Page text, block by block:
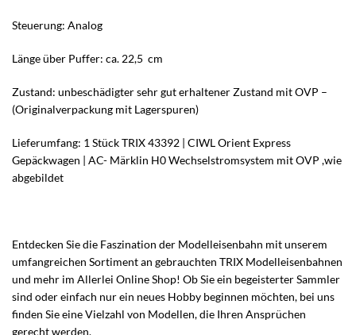
Steuerung: Analog
Länge über Puffer: ca. 22,5 cm
Zustand: unbeschädigter sehr gut erhaltener Zustand mit OVP –
(Originalverpackung mit Lagerspuren)
Lieferumfang: 1 Stück TRIX 43392 | CIWL Orient Express
Gepäckwagen | AC- Märklin H0 Wechselstromsystem mit OVP ,wie
abgebildet
Entdecken Sie die Faszination der Modelleisenbahn mit unserem
umfangreichen Sortiment an gebrauchten TRIX Modelleisenbahnen
und mehr im Allerlei Online Shop! Ob Sie ein begeisterter Sammler
sind oder einfach nur ein neues Hobby beginnen möchten, bei uns
finden Sie eine Vielzahl von Modellen, die Ihren Ansprüchen
gerecht werden.